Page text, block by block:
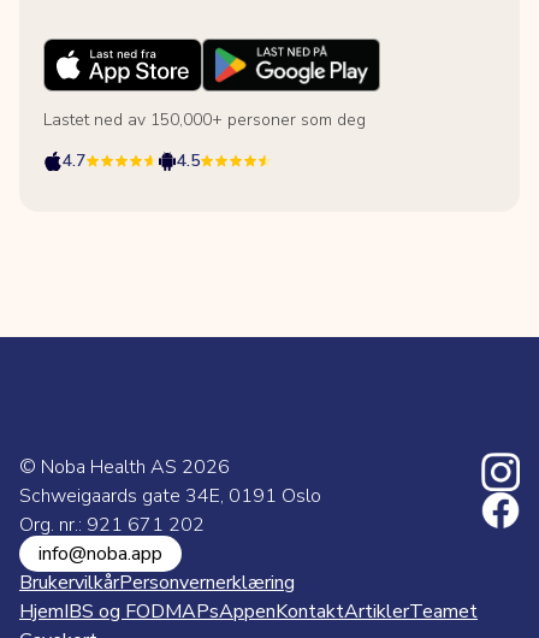
Lastet ned av 150,000+ personer som deg
4.7
4.5
© Noba Health AS 2026
Schweigaards gate 34E, 0191 Oslo
Org. nr.: 921 671 202
info@noba.app
BrukervilkårPersonvernerklæring
HjemIBS og FODMAPsAppenKontaktArtiklerTeamet